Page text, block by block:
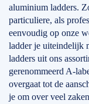
aluminium ladders.
particuliere, als
eenvoudig op onze
ladder je uiteindelijk
ladders uit ons
gerenommeerd A-
overgaat tot de
je om over veel